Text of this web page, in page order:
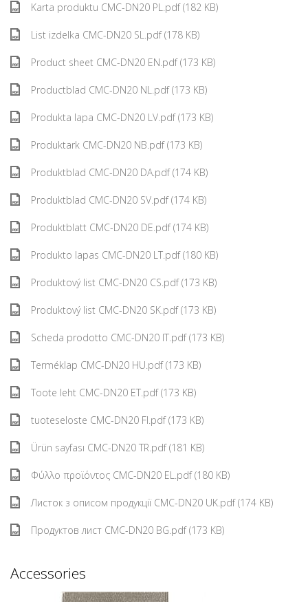
Karta produktu CMC-DN20 PL.pdf (182 KB)
List izdelka CMC-DN20 SL.pdf (178 KB)
Product sheet CMC-DN20 EN.pdf (173 KB)
Productblad CMC-DN20 NL.pdf (173 KB)
Produkta lapa CMC-DN20 LV.pdf (173 KB)
Produktark CMC-DN20 NB.pdf (173 KB)
Produktblad CMC-DN20 DA.pdf (174 KB)
Produktblad CMC-DN20 SV.pdf (174 KB)
Produktblatt CMC-DN20 DE.pdf (174 KB)
Produkto lapas CMC-DN20 LT.pdf (180 KB)
Produktový list CMC-DN20 CS.pdf (173 KB)
Produktový list CMC-DN20 SK.pdf (173 KB)
Scheda prodotto CMC-DN20 IT.pdf (173 KB)
Terméklap CMC-DN20 HU.pdf (173 KB)
Toote leht CMC-DN20 ET.pdf (173 KB)
tuoteseloste CMC-DN20 FI.pdf (173 KB)
Ürün sayfası CMC-DN20 TR.pdf (181 KB)
Φύλλο προϊόντος CMC-DN20 EL.pdf (180 KB)
Листок з описом продукції CMC-DN20 UK.pdf (174 KB)
Продуктов лист CMC-DN20 BG.pdf (173 KB)
Accessories